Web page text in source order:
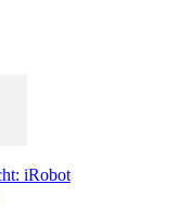
iRobot